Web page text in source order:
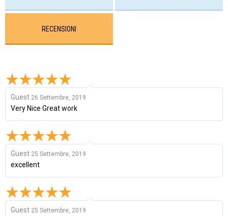
RECENSIONI
Guest 26 Settembre, 2019
Very Nice Great work
Guest 25 Settembre, 2019
excellent
Guest 25 Settembre, 2019